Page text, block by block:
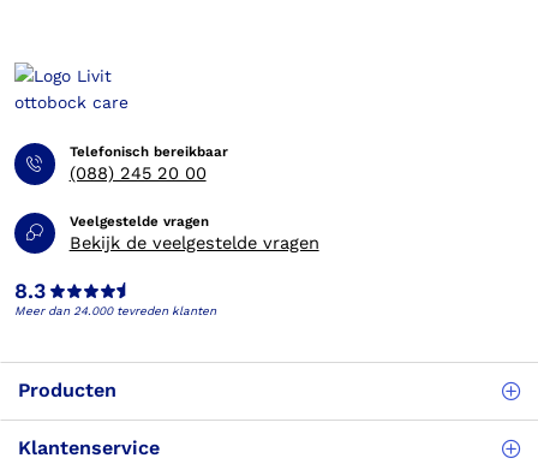
Telefonisch bereikbaar
(088) 245 20 00
Veelgestelde vragen
Bekijk de veelgestelde vragen
8.3
Meer dan 24.000 tevreden klanten
Producten
Klantenservice